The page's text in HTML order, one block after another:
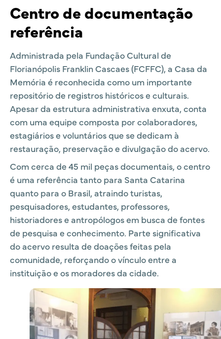
Centro de documentação
referência
Administrada pela Fundação Cultural de
Florianópolis Franklin Cascaes (FCFFC), a Casa da
Memória é reconhecida como um importante
repositório de registros históricos e culturais.
Apesar da estrutura administrativa enxuta, conta
com uma equipe composta por colaboradores,
estagiários e voluntários que se dedicam à
restauração, preservação e divulgação do acervo.
Com cerca de 45 mil peças documentais, o centro
é uma referência tanto para Santa Catarina
quanto para o Brasil, atraindo turistas,
pesquisadores, estudantes, professores,
historiadores e antropólogos em busca de fontes
de pesquisa e conhecimento. Parte significativa
do acervo resulta de doações feitas pela
comunidade, reforçando o vínculo entre a
instituição e os moradores da cidade.